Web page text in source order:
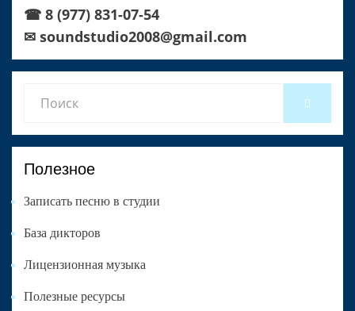
☎ 8 (977) 831-07-54
✉ soundstudio2008@gmail.com
for:
Полезное
Записать песню в студии
База дикторов
Лицензионная музыка
Полезные ресурсы